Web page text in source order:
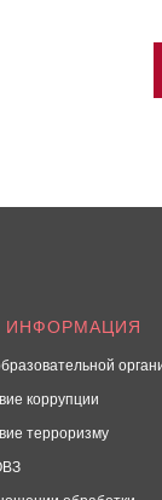
ИНФОРМАЦИЯ
коррупции
терроризму